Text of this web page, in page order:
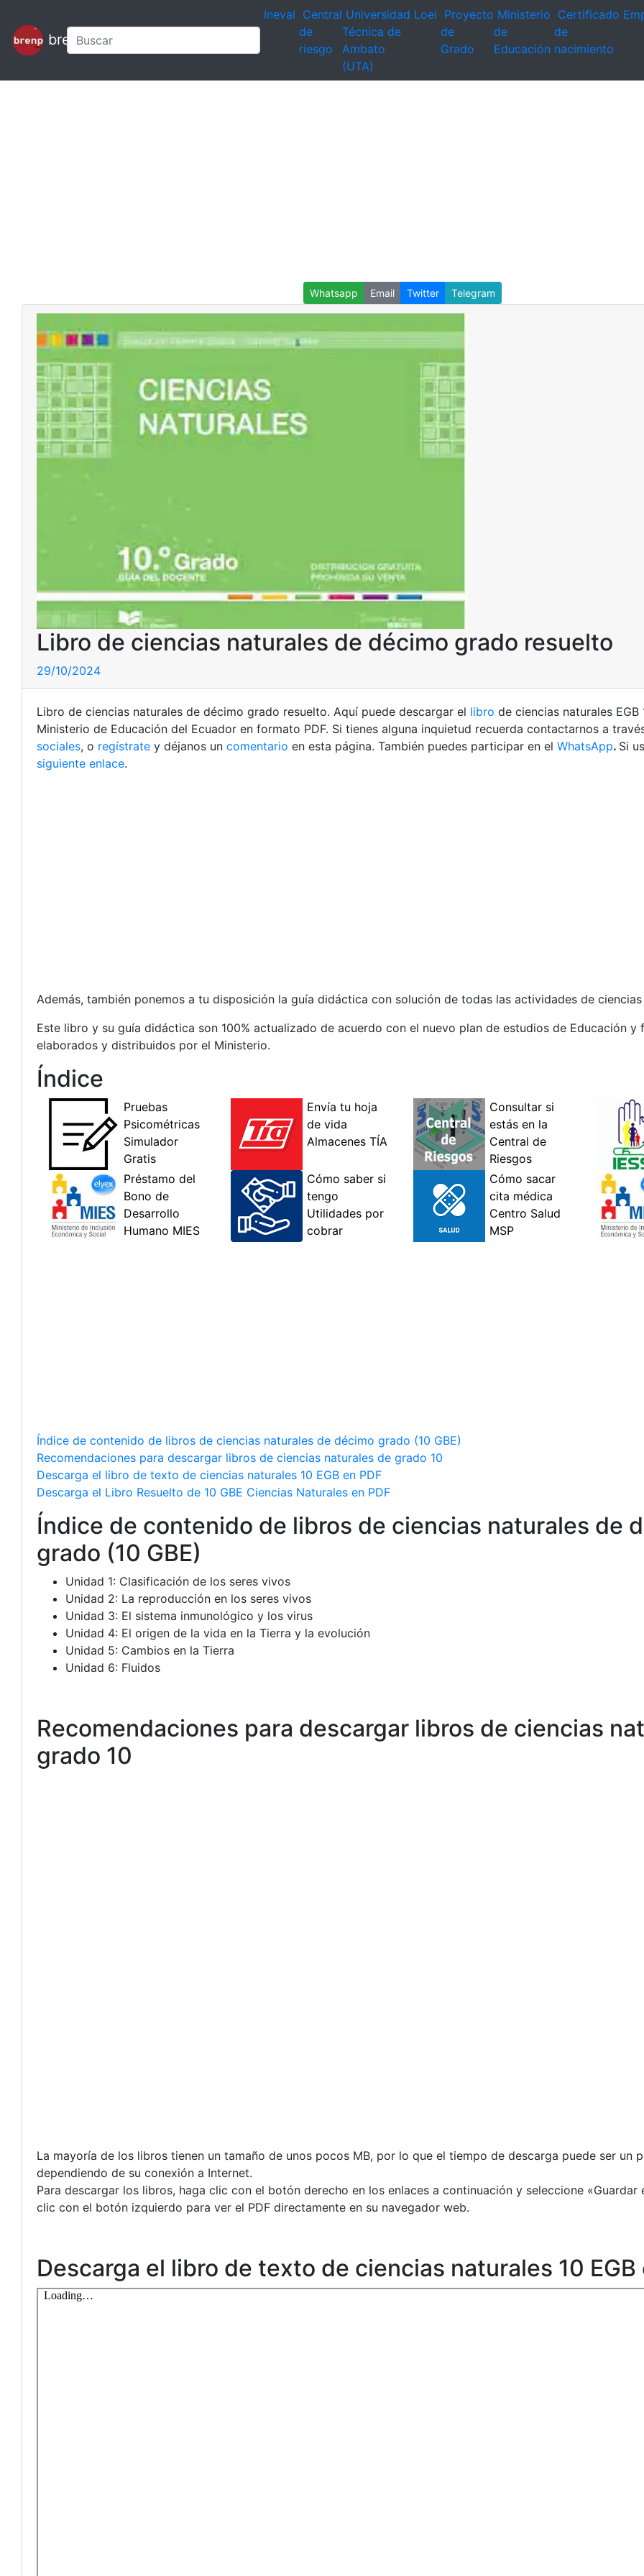
brenp
Ineval Central
de
riesgo
Universidad
Técnica de
Ambato
(UTA)
Loei Proyecto
de
Grado
Ministerio
de
Educación
Certificado
de
nacimiento
Whatsapp Email Twitter Telegram
Libro de ciencias naturales de décimo grado resuelto
29/10/2024
Libro de ciencias naturales de décimo grado resuelto. Aquí puede descargar el libro de ciencias naturales EGB
Ministerio de Educación del Ecuador en formato PDF. Si tienes alguna inquietud recuerda contactarnos a
sociales, o regístrate y déjanos un comentario en esta página. También puedes participar en el WhatsApp. Si
siguiente enlace.
Además, también ponemos a tu disposición la guía didáctica con solución de todas las actividades de ciencias
Este libro y su guía didáctica son 100% actualizado de acuerdo con el nuevo plan de estudios de Educación y
elaborados y distribuidos por el Ministerio.
Índice
Índice de contenido de libros de ciencias naturales de décimo grado (10 GBE)
Recomendaciones para descargar libros de ciencias naturales de grado 10
Descarga el libro de texto de ciencias naturales 10 EGB en PDF
Descarga el Libro Resuelto de 10 GBE Ciencias Naturales en PDF
Índice de contenido de libros de ciencias naturales de
grado (10 GBE)
Unidad 1: Clasificación de los seres vivos
Unidad 2: La reproducción en los seres vivos
Unidad 3: El sistema inmunológico y los virus
Unidad 4: El origen de la vida en la Tierra y la evolución
Unidad 5: Cambios en la Tierra
Unidad 6: Fluidos
Recomendaciones para descargar libros de ciencias
grado 10
La mayoría de los libros tienen un tamaño de unos pocos MB, por lo que el tiempo de descarga puede ser un
dependiendo de su conexión a Internet.
Para descargar los libros, haga clic con el botón derecho en los enlaces a continuación y seleccione
clic con el botón izquierdo para ver el PDF directamente en su navegador web.
Descarga el libro de texto de ciencias naturales 10 EGB